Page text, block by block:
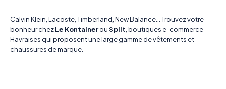
Calvin Klein, Lacoste, Timberland, New Balance… Trouvez votre
bonheur chezLe KontainerouSplit , boutiques e-commerce
Havraises qui proposent une large gamme de vêtements et
chaussures de marque.